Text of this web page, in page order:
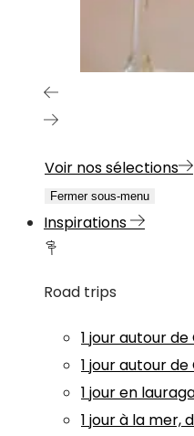
Voir nos sélections
Fermer sous-menu
Inspirations
Road trips
1 jour autour
1 jour autour
1 jour en
1 jour à la mer,